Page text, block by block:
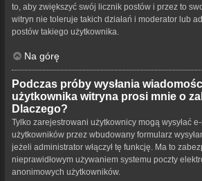
to, aby zwiększyć swój licznik postów i przez to
witryn nie toleruje takich działań i moderator lub
postów takiego użytkownika.
Na górę
Podczas próby wysłania
użytkownika witryna prosi mnie o
Dlaczego?
Tylko zarejestrowani użytkownicy mogą wysyłać
użytkowników przez wbudowany formularz
jeżeli administrator włączył tę funkcję. Ma to
nieprawidłowym używaniem systemu poczty
anonimowych użytkowników.